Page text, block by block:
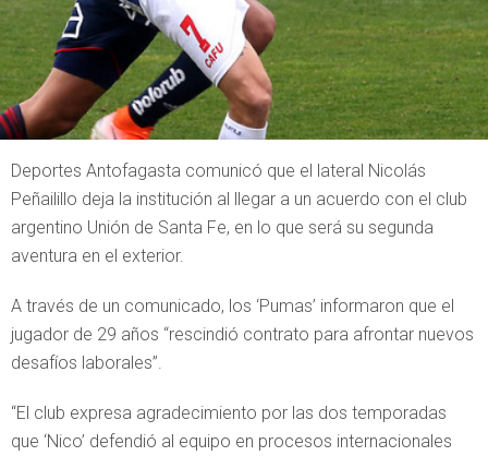
Deportes Antofagasta comunicó que el lateral Nicolás
Peñailillo deja la institución al llegar a un acuerdo con el club
argentino Unión de Santa Fe, en lo que será su segunda
aventura en el exterior.
A través de un comunicado, los ‘Pumas’ informaron que el
jugador de 29 años “rescindió contrato para afrontar nuevos
desafíos laborales”.
“El club expresa agradecimiento por las dos temporadas
que ‘Nico’ defendió al equipo en procesos internacionales